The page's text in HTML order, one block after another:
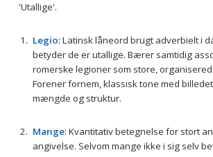
'Utallige'.
Legio: Latinsk låneord brugt adverbielt i
betyder de er utallige. Bærer samtidig
romerske legioner som store,
Forener fornem, klassisk tone med
mængde og struktur.
Mange: Kvantitativ betegnelse for stort
angivelse. Selvom mange ikke i sig selv